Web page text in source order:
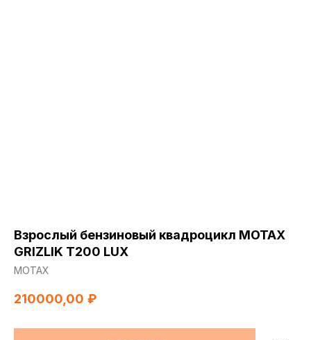
Взрослый бензиновый квадроцикл MOTAX
GRIZLIK T200 LUX
МОТАХ
210000,00 ₽